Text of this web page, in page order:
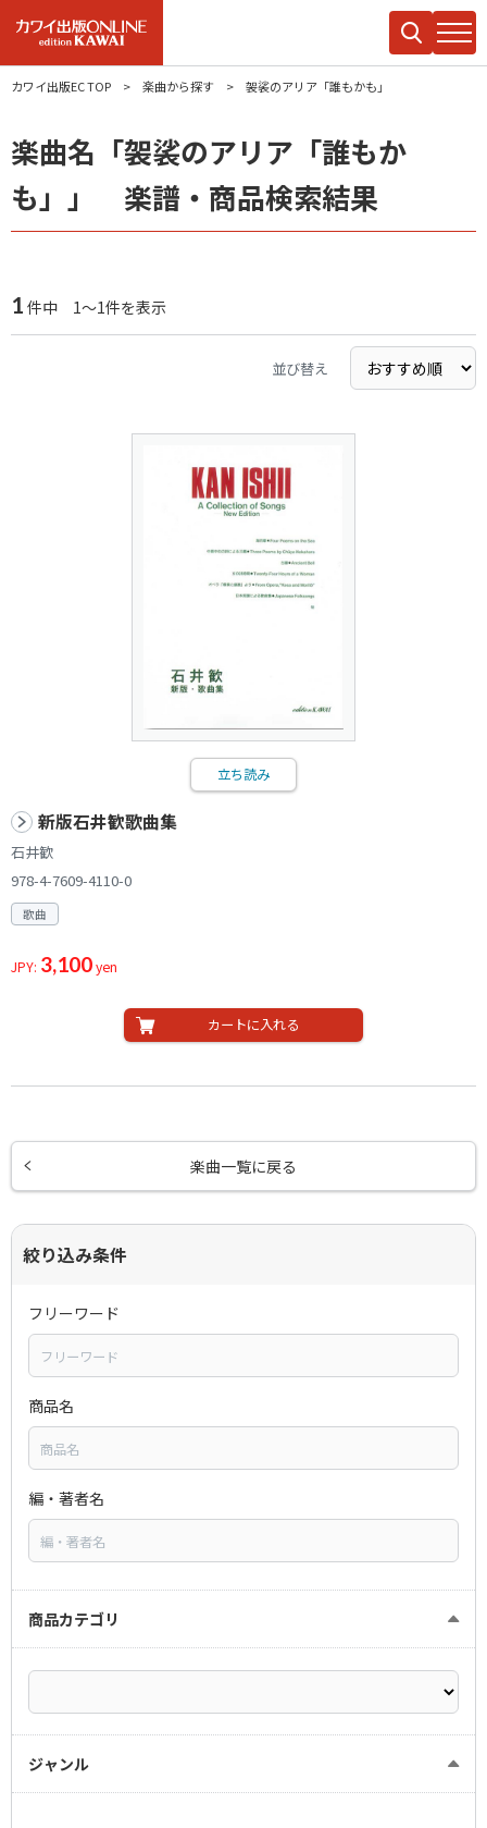
カワイ出版EC TOP 楽曲から探す 袈裟のアリア「誰もかも」
楽曲名「袈裟のアリア「誰もか
も」」 楽譜・商品検索結果
1 件中 1～1件を表示
並び替え
立ち読み
新版石井歓歌曲集
石井歓
978-4-7609-4110-0
歌曲
JPY: 3,100yen
カートに入れる
楽曲一覧に戻る
絞り込み条件
フリーワード
商品名
編・著者名
商品カテゴリ
ジャンル